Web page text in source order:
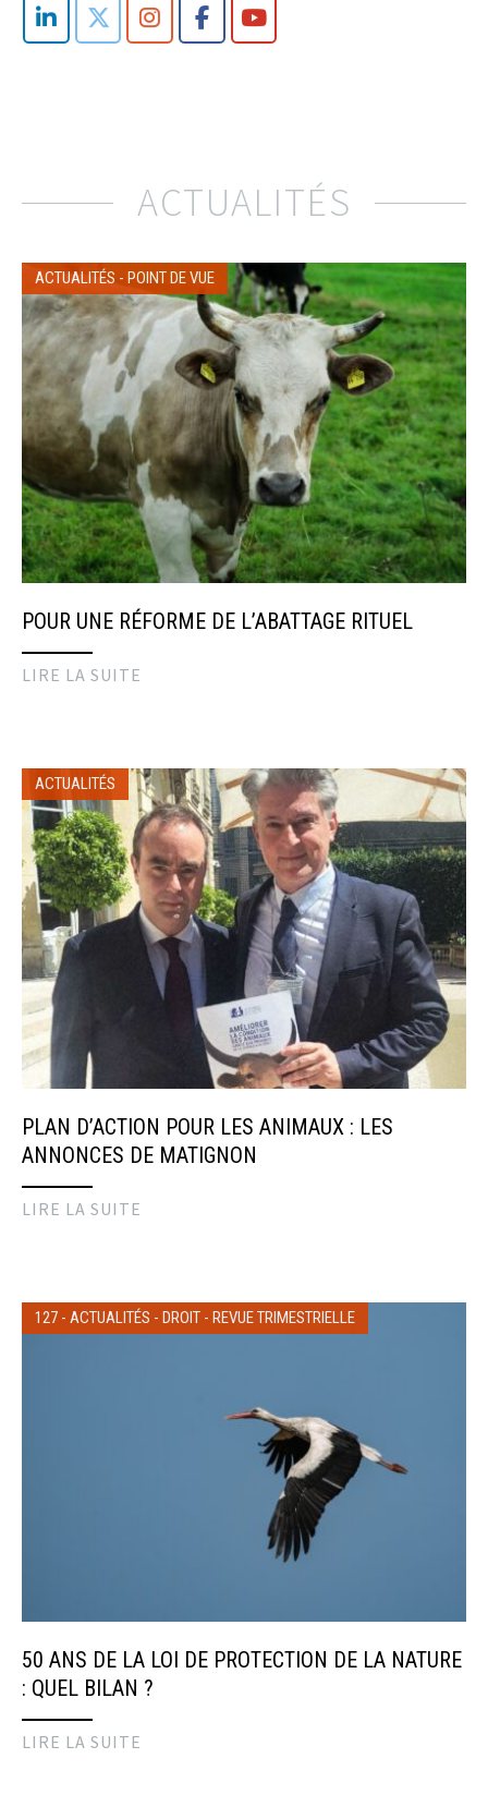
ACTUALITÉS
ACTUALITÉS - POINT DE VUE
POUR UNE RÉFORME DE L’ABATTAGE RITUEL
LIRE LA SUITE
ACTUALITÉS
PLAN D’ACTION POUR LES ANIMAUX : LES
ANNONCES DE MATIGNON
LIRE LA SUITE
127 - ACTUALITÉS - DROIT - REVUE TRIMESTRIELLE
50 ANS DE LA LOI DE PROTECTION DE LA NATURE
: QUEL BILAN ?
LIRE LA SUITE